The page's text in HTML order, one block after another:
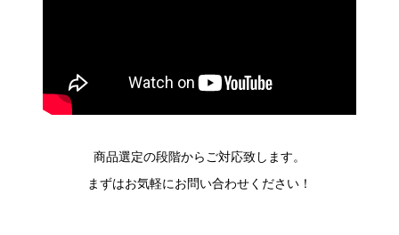
商品選定の段階からご対応致します。
まずはお気軽にお問い合わせください！